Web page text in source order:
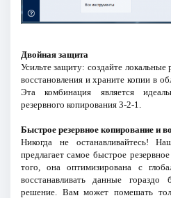
Двойная защита
Усильте защиту: создайте
восстановления и храните копии в
Эта комбинация является
резервного копирования 3-2-1.
Быстрое резервное копирование и
Никогда не останавливайтесь!
предлагает самое быстрое
того, она оптимизирована с
восстанавливать данные
решение. Вам может помешать